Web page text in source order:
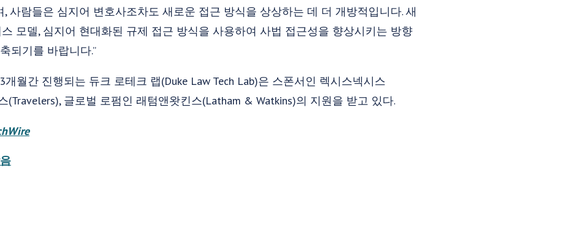
사람들은 심지어 변호사조차도 새로운 접근 방식을 상상하는 데 더 개방적입니다. 새
모델, 심지어 현대화된 규제 접근 방식을 사용하여 사법 접근성을 향상시키는 방향
되기를 바랍니다.”
월간 진행되는 듀크 로테크 랩(Duke Law Tech Lab)은 스폰서인 렉시스넥시스
(Travelers), 글로벌 로펌인 래텀앤왓킨스(Latham & Watkins)의 지원을 받고 있다.